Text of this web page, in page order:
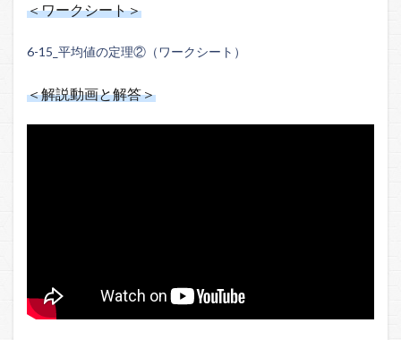
＜ワークシート＞
6-15_平均値の定理②（ワークシート）
＜解説動画と解答＞